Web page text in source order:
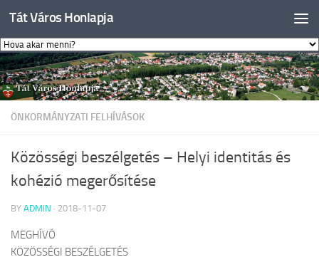
Skip to content
Tát Város Honlapja
ÖNKORMÁNYZATI FELHÍVÁSOK
Közösségi beszélgetés – Helyi identitás és
kohézió megerősítése
BY ADMIN · 2018-11-07
MEGHÍVÓ
KÖZÖSSÉGI BESZÉLGETÉS